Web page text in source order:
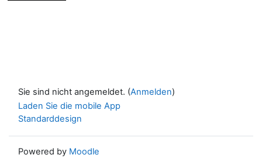
Sie sind nicht angemeldet. (Anmelden)
Laden Sie die mobile App
Standarddesign
Powered by Moodle